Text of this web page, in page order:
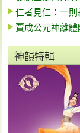
仁者見仁：一
賈成公元神離體
神韻特輯